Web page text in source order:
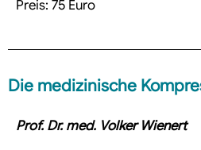
Preis: 75 Euro
Die medizinische
Prof. Dr. med. Volker Wienert